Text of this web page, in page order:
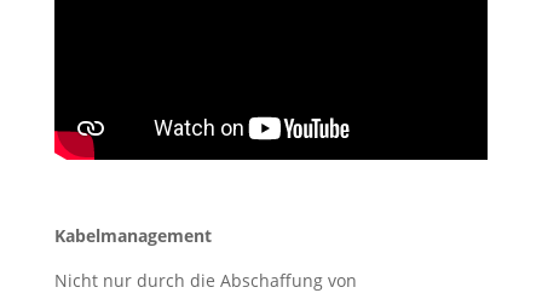
Kabelmanagement
Nicht nur durch die Abschaffung von